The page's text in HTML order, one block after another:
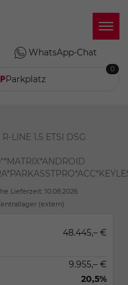
WhatsApp-Chat
Parkplatz
0
R-LINE 1.5 ETSI DSG
Lieferzeit: 10.08.2026
(extern)
48.445,– €
9.955,– €
20,5%